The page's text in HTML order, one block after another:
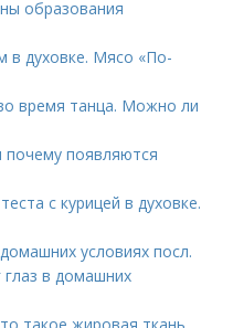
образования
в духовке. Мясо «По-
время танца. Можно ли
почему появляются
с курицей в духовке.
условиях посл.
глаз в домашних